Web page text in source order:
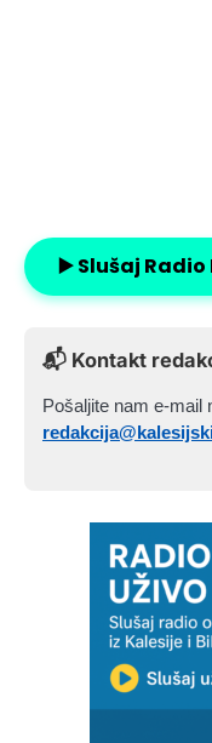
▶️ Slušaj Radio
📬 Kontakt
Pošaljite nam e-mail